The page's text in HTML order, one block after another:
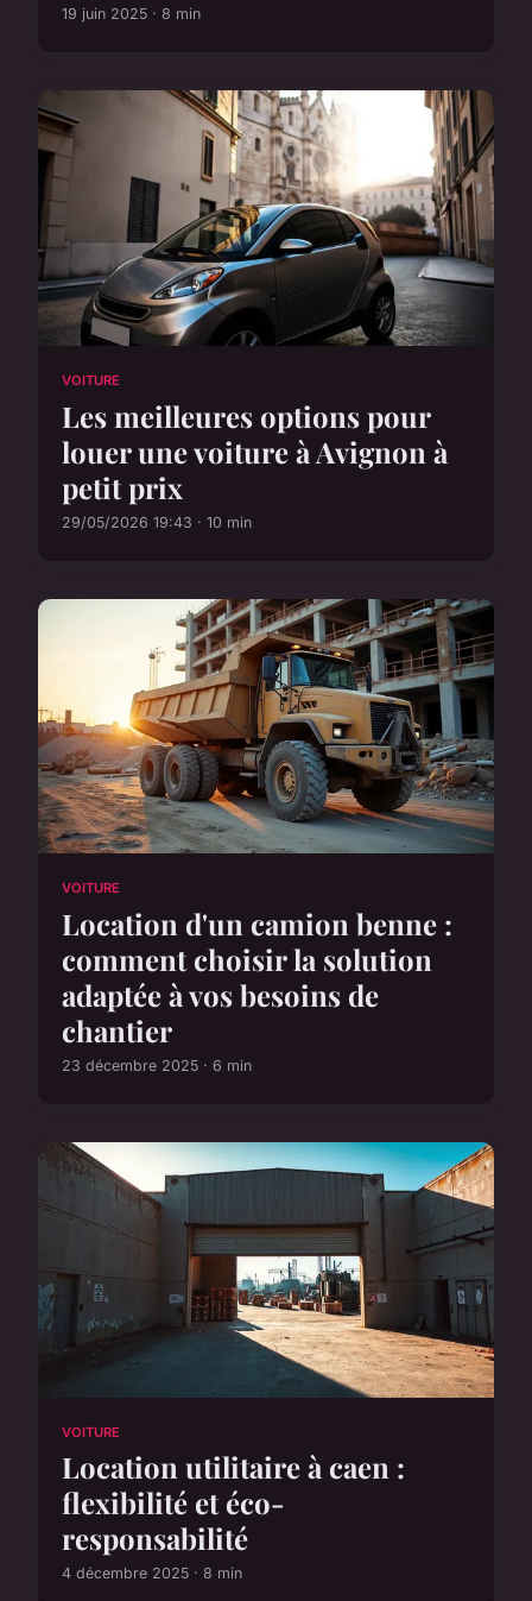
19 juin 2025 · 8 min
VOITURE
Les meilleures options pour
louer une voiture à Avignon à
petit prix
29/05/2026 19:43 · 10 min
VOITURE
Location d'un camion benne :
comment choisir la solution
adaptée à vos besoins de
chantier
23 décembre 2025 · 6 min
VOITURE
Location utilitaire à caen :
flexibilité et éco-
responsabilité
4 décembre 2025 · 8 min